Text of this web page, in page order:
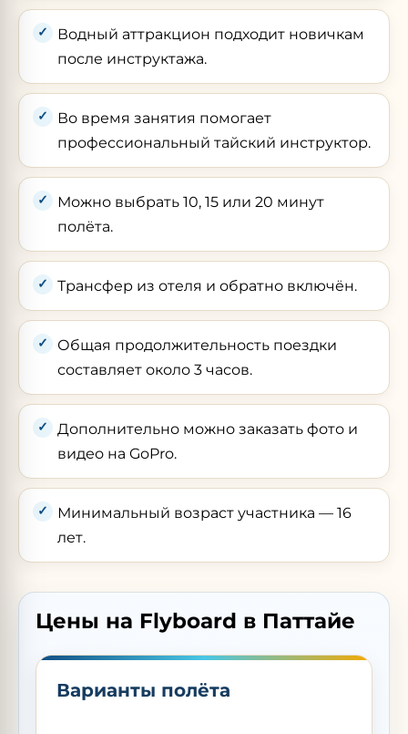
Водный аттракцион подходит новичкам
после инструктажа.
Во время занятия помогает
профессиональный тайский инструктор.
Можно выбрать 10, 15 или 20 минут
полёта.
Трансфер из отеля и обратно включён.
Общая продолжительность поездки
составляет около 3 часов.
Дополнительно можно заказать фото и
видео на GoPro.
Минимальный возраст участника — 16
лет.
Цены на Flyboard в Паттайе
Варианты полёта